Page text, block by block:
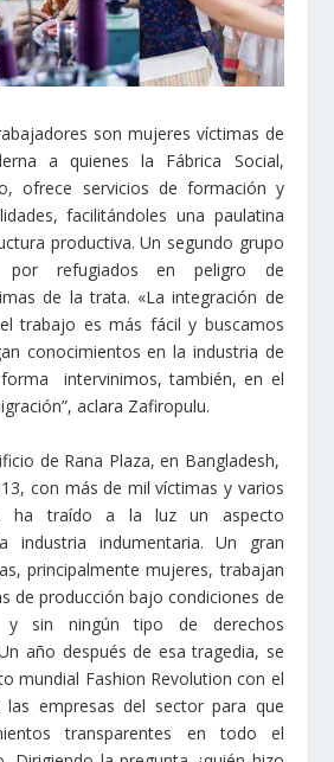
son mujeres víctimas de
a quienes la Fábrica Social,
ofrece servicios de formación y
facilitándoles una paulatina
productiva. Un segundo grupo
por refugiados en peligro de
de la trata. «La integración de
trabajo es más fácil y buscamos
conocimientos en la industria de
intervinimos, también, en el
aclara Zafiropulu.
de Rana Plaza, en Bangladesh,
con más de mil víctimas y varios
ha traído a la luz un aspecto
industria indumentaria. Un gran
principalmente mujeres, trabajan
de producción bajo condiciones de
y sin ningún tipo de derechos
año después de esa tragedia, se
mundial Fashion Revolution con el
empresas del sector para que
transparentes en todo el